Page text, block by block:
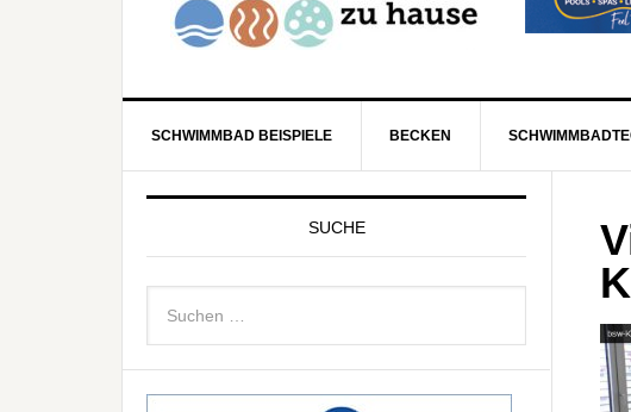
SCHWIMMBAD BEISPIELE BECKEN
SUCHE